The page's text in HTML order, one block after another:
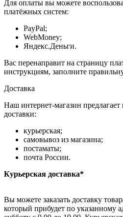
Для оплаты вы можете
платёжных систем:
PayPal;
WebMoney;
Яндекс.Деньги.
Вас перенаправит на страницу
инструкциям, заполните
Доставка
Наш интернет-магазин предлагает
доставки:
курьерская;
самовывоз из магазина;
постаматы;
почта России.
Курьерская доставка*
Вы можете заказать доставку
который прибудет по указанному